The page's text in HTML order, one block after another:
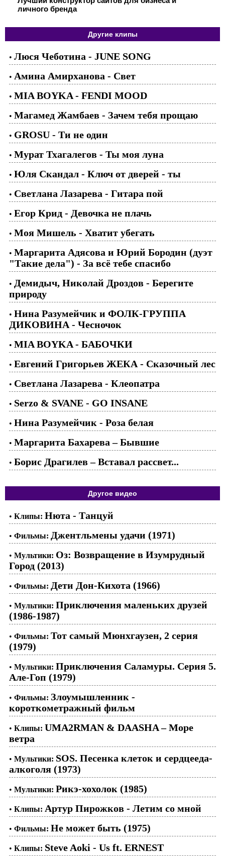
личного бренда
Другие клипы
• Люся Чеботина - JUNE SONG
• Амина Амирханова - Свет
• MIA BOYKA - FENDI MOOD
• Магамед Жамбаев - Зачем тебя прощаю
• GROSU - Ти не один
• Мурат Тхагалегов - Ты моя луна
• Юля Скандал - Ключ от дверей - ты
• Светлана Лазарева - Гитара пой
• Егор Крид - Девочка не плачь
• Моя Мишель - Хватит убегать
• Маргарита Адясова и Юрий Бородин (дуэт
"Такие дела") - За всё тебе спасибо
• Демидыч, Николай Дроздов - Берегите
природу
• Нина Разумейчик и ФОЛК-ГРУППА
ДИКОВИНА - Чесночок
• MIA BOYKA - БАБОЧКИ
• Евгений Григорьев ЖЕКА - Сказочный лес
• Светлана Лазарева - Клеопатра
• Serzo & SVANE - GO INSANE
• Нина Разумейчик - Роза белая
• Маргарита Бахарева – Бывшие
• Борис Драгилев – Вставал рассвет...
Другое видео
• Клипы: Нюта - Танцуй
• Фильмы: Джентльмены удачи (1971)
• Мультики: Оз: Возвращение в Изумрудный
Город (2013)
• Фильмы: Дети Дон-Кихота (1966)
• Мультики: Приключения маленьких друзей
(1986-1987)
• Фильмы: Тот самый Мюнхгаузен, 2 серия
(1979)
• Мультики: Приключения Саламуры. Серия 5.
Але-Гоп (1979)
• Фильмы: Злоумышленник -
короткометражный фильм
• Клипы: UMA2RMAN & DAASHA – Море
ветра
• Мультики: SOS. Песенка клеток и сердцееда-
алкоголя (1973)
• Мультики: Рикэ-хохолок (1985)
• Клипы: Артур Пирожков - Летим со мной
• Фильмы: Не может быть (1975)
• Клипы: Steve Aoki - Us ft. ERNEST